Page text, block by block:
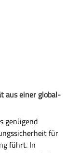
aus einer global-
genügend
für
führt. In